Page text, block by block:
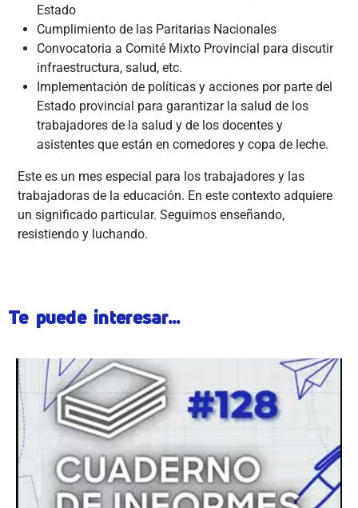
Estado
Cumplimiento de las Paritarias Nacionales
Convocatoria a Comité Mixto Provincial para discutir
infraestructura, salud, etc.
Implementación de políticas y acciones por parte del
Estado provincial para garantizar la salud de los
trabajadores de la salud y de los docentes y
asistentes que están en comedores y copa de leche.
Este es un mes especial para los trabajadores y las
trabajadoras de la educación. En este contexto adquiere
un significado particular. Seguimos enseñando,
resistiendo y luchando.
Te puede interesar...